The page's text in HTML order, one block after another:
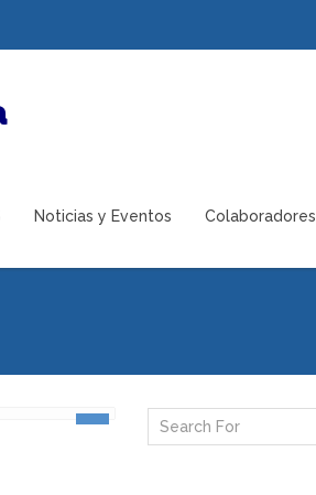
Noticias y Eventos Colaboradores